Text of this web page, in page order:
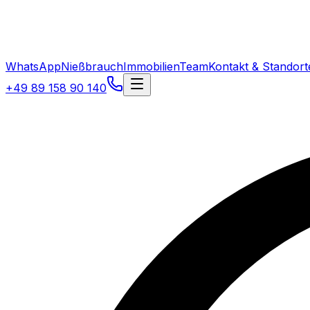
WhatsAppNießbrauchImmobilienTeamKontakt &
+49 89 158 90 140